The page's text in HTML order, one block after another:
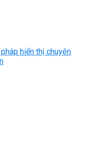
hiển thị chuyên